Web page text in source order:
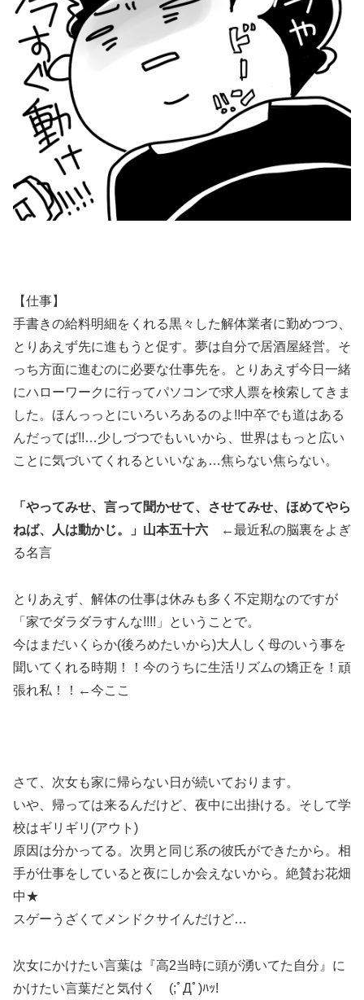
【仕事】
手書きの給料明細をくれる黒々した解体業者に勤めつつ、
とりあえず先に進もうと促す。夢は自分で居酒屋経営。そ
っち方面に進むのに必要な仕事先を。とりあえず今日一緒
にハローワークに行ってパソコンで求人票を検索してきま
した。ほんっっとにいろいろあるのよ!!中卒でも道はある
んだってば!!…少しづつでもいいから、世界はもっと広い
ことに気づいてくれるといいなぁ…焦らない焦らない。
「やってみせ、言って聞かせて、させてみせ、ほめてやら
ねば、人は動かじ。」山本五十六
←最近私の脳裏をよぎ
る名言
とりあえず、解体の仕事は休みも多く不定期なのですが
「家でダラダラすんな!!!!」ということで。
今はまだいくらか(後ろめたいから)大人しく母のいう事を
聞いてくれる時期！！今のうちに生活リズムの矯正を！頑
張れ私！！←今ここ
さて、次女も家に帰らない日が続いております。
いや、帰っては来るんだけど、夜中に出掛ける。そして学
校はギリギリ(アウト)
原因は分かってる。次男と同じ系の彼氏ができたから。相
手が仕事をしていると夜にしか会えないから。絶賛お花畑
中★
スゲーうざくてメンドクサイんだけど…
次女にかけたい言葉は『高2当時に頭が湧いてた自分』に
かけたい言葉だと気付く (;ﾟДﾟ)ﾊｯ!